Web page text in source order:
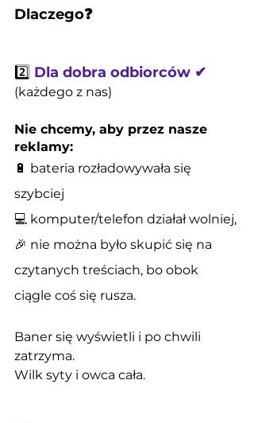
Dlaczego❓
2️⃣ Dla dobra odbiorców ✔
(każdego z nas)
Nie chcemy, aby przez nasze
reklamy:
🔋 bateria rozładowywała się
szybciej
💻 komputer/telefon działał wolniej,
🎉 nie można było skupić się na
czytanych treściach, bo obok
ciągle coś się rusza.
Baner się wyświetli i po chwili
zatrzyma.
Wilk syty i owca cała.